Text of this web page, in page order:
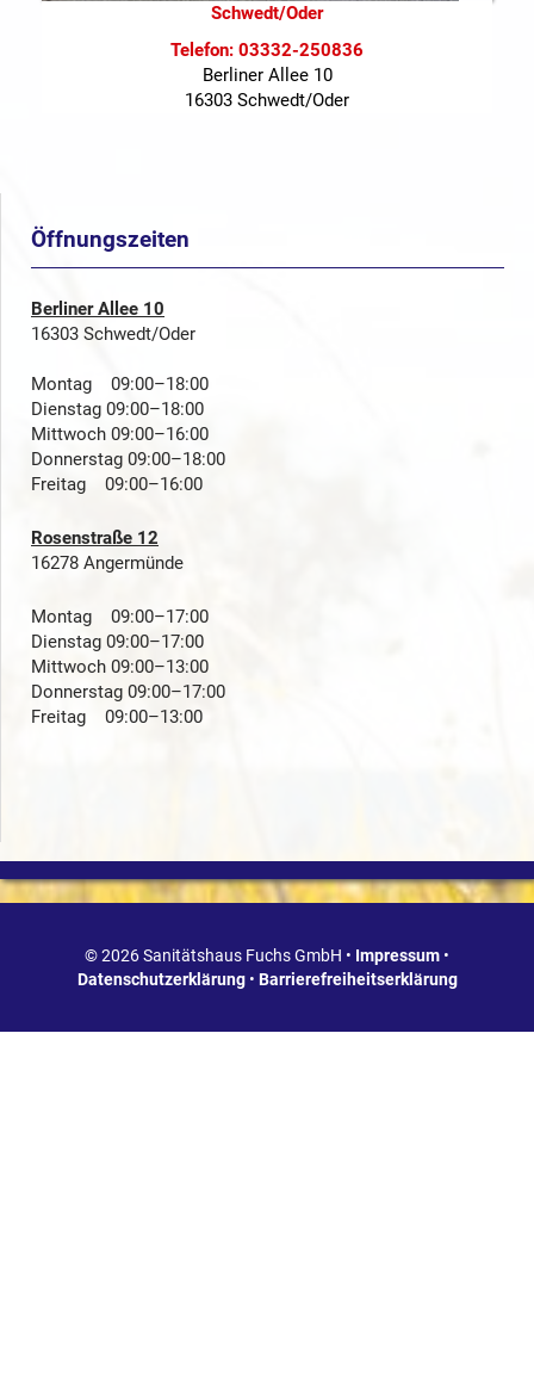
Schwedt/Oder
Telefon: 03332-250836
Berliner Allee 10
16303 Schwedt/Oder
Öffnungszeiten
Berliner Allee 10
16303 Schwedt/Oder
Montag 09:00–18:00
Dienstag 09:00–18:00
Mittwoch 09:00–16:00
Donnerstag 09:00–18:00
Freitag 09:00–16:00
Rosenstraße 12
16278 Angermünde
Montag 09:00–17:00
Dienstag 09:00–17:00
Mittwoch 09:00–13:00
Donnerstag 09:00–17:00
Freitag 09:00–13:00
© 2026 Sanitätshaus Fuchs GmbH • Impressum •
Datenschutzerklärung• Barrierefreiheitserklärung